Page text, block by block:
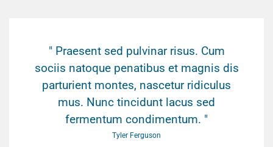
" Praesent sed pulvinar risus. Cum
sociis natoque penatibus et magnis dis
parturient montes, nascetur ridiculus
mus. Nunc tincidunt lacus sed
fermentum condimentum. "
Tyler Ferguson